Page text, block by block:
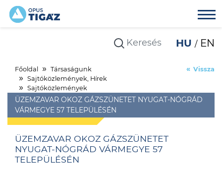
HU EN
Főoldal
Társaságunk
Sajtóközlemények, Hírek
Sajtóközlemények
ÜZEMZAVAR OKOZ GÁZSZÜNETET NYUGAT-NÓGRÁD
VÁRMEGYE 57 TELEPÜLÉSÉN
Vissza
ÜZEMZAVAR OKOZ GÁZSZÜNETET
NYUGAT-NÓGRÁD VÁRMEGYE 57
TELEPÜLÉSÉN